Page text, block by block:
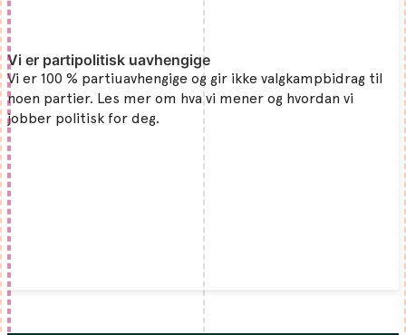
Vi er partipolitisk uavhengige
Vi er 100 % partiuavhengige og gir ikke valgkampbidrag til
noen partier. Les mer om hva vi mener og hvordan vi
jobber politisk for deg.